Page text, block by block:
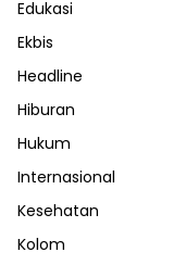
Edukasi
Ekbis
Headline
Hiburan
Hukum
Internasional
Kesehatan
Kolom